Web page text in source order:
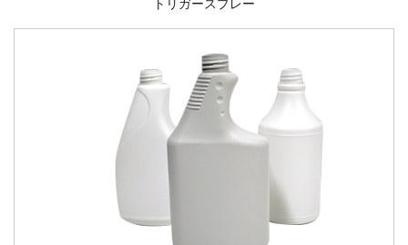
トリガースプレー